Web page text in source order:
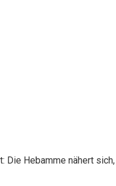
Die Hebamme nähert sich,